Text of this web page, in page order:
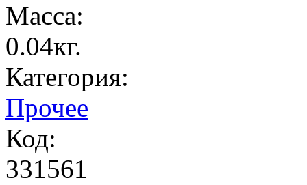
Масса:
0.04кг.
Категория:
Прочее
Код:
331561